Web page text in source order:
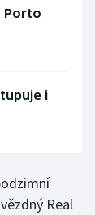
Porto
i
Real